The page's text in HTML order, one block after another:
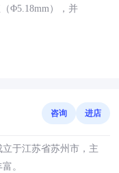
Φ5.18mm），并
咨询 进店
于江苏省苏州市，主
。